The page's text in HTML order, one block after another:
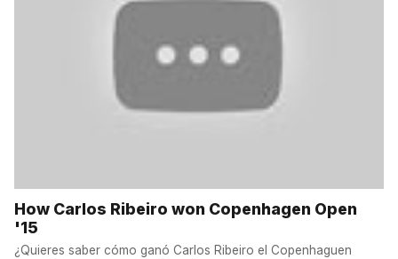
How Carlos Ribeiro won Copenhagen Open
'15
¿Quieres saber cómo ganó Carlos Ribeiro el Copenhaguen